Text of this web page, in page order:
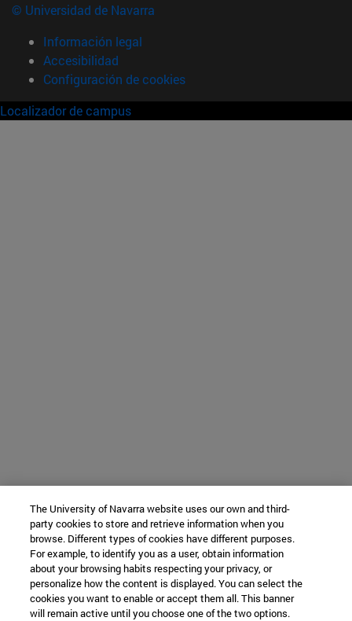
© Universidad de Navarra
Información legal
Accesibilidad
Configuración de cookies
Localizador de campus
The University of Navarra website uses our own and third-
party cookies to store and retrieve information when you
browse. Different types of cookies have different purposes.
For example, to identify you as a user, obtain information
about your browsing habits respecting your privacy, or
personalize how the content is displayed. You can select the
cookies you want to enable or accept them all. This banner
will remain active until you choose one of the two options.